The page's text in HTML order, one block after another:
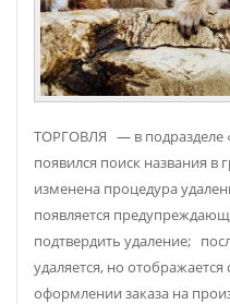
ТОРГОВЛЯ — в подразделе
появился поиск названия
изменена процедура
появляется
подтвердить удаление;
удаляется, но
оформлении заказа на